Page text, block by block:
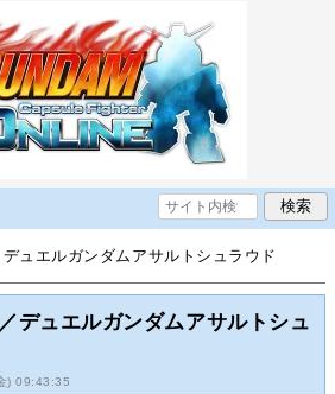
ュエルガンダムアサルトシュラウド
デュエルガンダムアサルトシュ
) 09:43:35